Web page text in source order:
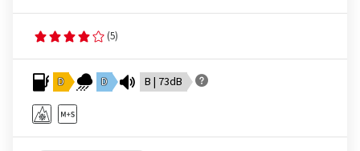
(5)
D D B | 73dB